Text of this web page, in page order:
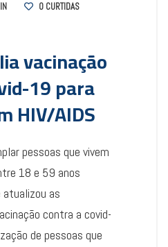
0 CURTIDAS
vacinação
19 para
HIV/AIDS
pessoas que vivem
18 e 59 anos
atualizou as
contra a covid-
de pessoas que